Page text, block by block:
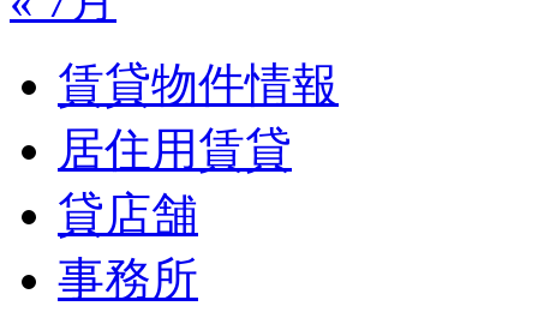
賃貸物件情報
居住用賃貸
貸店舗
事務所